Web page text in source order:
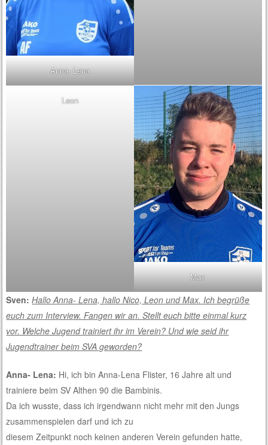
Anna- Lena
Leon
Max
Sven:Hallo Anna- Lena, hallo Nico, Leon und Max. Ich begrüße
euch zum Interview. Fangen wir an. Stellt euch bitte einmal kurz
vor. Welche Jugend trainiert ihr im Verein? Und wie seid ihr
Jugendtrainer beim SVA geworden?
Anna- Lena: Hi, ich bin Anna-Lena Flister, 16 Jahre alt und
trainiere beim SV Althen 90 die Bambinis.
Da ich wusste, dass ich irgendwann nicht mehr mit den Jungs
zusammenspielen darf und ich zu
diesem Zeitpunkt noch keinen anderen Verein gefunden hatte,